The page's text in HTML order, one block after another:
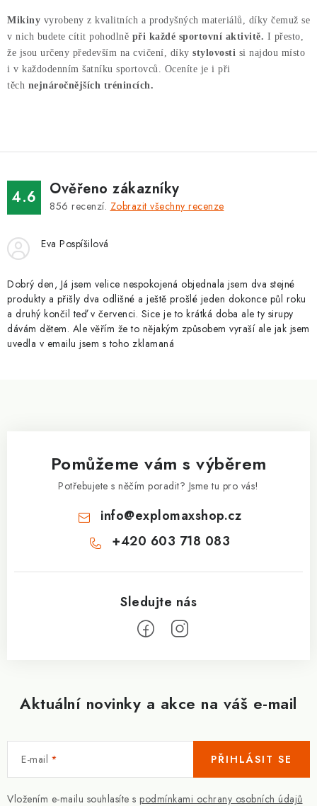
c
í
p
r
v
ý
p
s
u
á
n
k
o
v
Mikiny vyrobeny z kvalitních a prodyšných materiálů, díky čemuž se
v nich budete cítit pohodlně při každé sportovní aktivitě. I přesto,
že jsou určeny především na cvičení, díky stylovosti si najdou místo
i v každodenním šatníku sportovců. Oceníte je i při
těch nejnáročnějších trénincích.
4.6 Ověřeno zákazníky
856 recenzí. Zobrazit všechny recenze
Eva Pospíšilová
Dobrý den, Já jsem velice nespokojená objednala jsem dva stejné
produkty a přišly dva odlišné a ještě prošlé jeden dokonce půl roku
a druhý končil teď v červenci. Sice je to krátká doba ale ty sirupy
dávám dětem. Ale věřím že to nějakým způsobem vyraší ale jak jsem
uvedla v emailu jsem s toho zklamaná
Aktuální novinky a akce na váš e-mail
E-mail
Vložením e-mailu souhlasíte s podmínkami ochrany osobních údajů
PŘIHLÁSIT SE
Pomůžeme vám s výběrem
Potřebujete s něčím poradit? Jsme tu pro vás!
info@explomaxshop.cz
+420 603 718 083